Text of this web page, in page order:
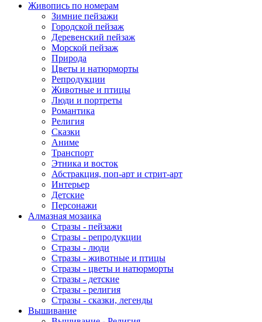
Живопись по номерам
Зимние пейзажи
Городской пейзаж
Деревенский пейзаж
Морской пейзаж
Природа
Цветы и натюрморты
Репродукции
Животные и птицы
Люди и портреты
Романтика
Религия
Сказки
Аниме
Транспорт
Этника и восток
Абстракция, поп-арт и стрит-арт
Интерьер
Детские
Персонажи
Алмазная мозаика
Стразы - пейзажи
Стразы - репродукции
Стразы - люди
Стразы - животные и птицы
Стразы - цветы и натюрморты
Стразы - детские
Стразы - религия
Стразы - сказки, легенды
Вышивание